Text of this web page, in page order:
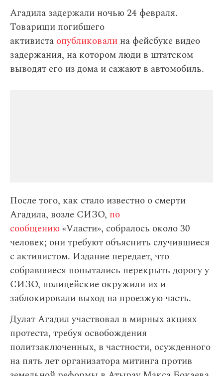
Агадила задержали ночью 24 февраля.
Товарищи погибшего
активиста опубликовали на фейсбуке видео
задержания, на котором люди в штатском
выводят его из дома и сажают в автомобиль.
После того, как стало известно о смерти
Агадила, возле СИЗО, по
сообщению«Vласти», собралось около 30
человек; они требуют объяснить случившиеся
с активистом. Издание передает, что
собравшиеся попытались перекрыть дорогу у
СИЗО, полицейские окружили их и
заблокировали выход на проезжую часть.
Дулат Агадил участвовал в мирных акциях
протеста, требуя освобождения
политзаключенных, в частности, осужденного
на пять лет организатора митинга против